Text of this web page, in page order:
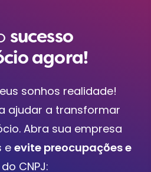
sucesso
agora!
sonhos realidade!
ajudar a transformar
Abra sua empresa
eevite preocupações e
CNPJ: